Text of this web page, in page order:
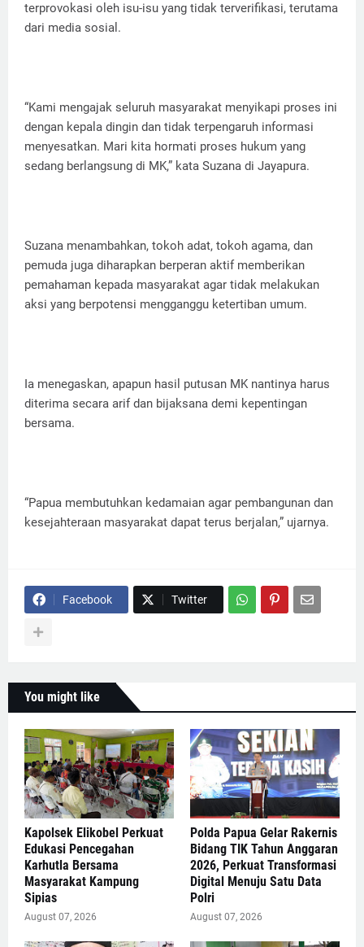
terprovokasi oleh isu-isu yang tidak terverifikasi, terutama
dari media sosial.
“Kami mengajak seluruh masyarakat menyikapi proses ini
dengan kepala dingin dan tidak terpengaruh informasi
menyesatkan. Mari kita hormati proses hukum yang
sedang berlangsung di MK,” kata Suzana di Jayapura.
Suzana menambahkan, tokoh adat, tokoh agama, dan
pemuda juga diharapkan berperan aktif memberikan
pemahaman kepada masyarakat agar tidak melakukan
aksi yang berpotensi mengganggu ketertiban umum.
Ia menegaskan, apapun hasil putusan MK nantinya harus
diterima secara arif dan bijaksana demi kepentingan
bersama.
“Papua membutuhkan kedamaian agar pembangunan dan
kesejahteraan masyarakat dapat terus berjalan,” ujarnya.
Facebook Twitter
You might like
Kapolsek Elikobel Perkuat
Edukasi Pencegahan
Karhutla Bersama
Masyarakat Kampung
Sipias
August 07, 2026
Polda Papua Gelar Rakernis
Bidang TIK Tahun Anggaran
2026, Perkuat Transformasi
Digital Menuju Satu Data
Polri
August 07, 2026